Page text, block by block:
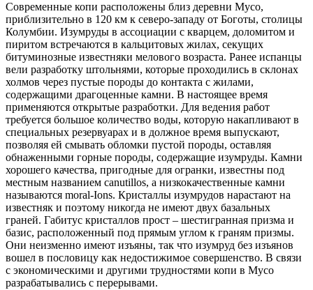
Современные копи расположены близ деревни Мусо,
приблизительно в 120 км к северо-западу от Боготы, столицы
Колумбии. Изумруды в ассоциации с кварцем, доломитом и
пиритом встречаются в кальцитовых жилах, секущих
битуминозные известняки мелового возраста. Ранее испанцы
вели разработку штольнями, которые проходились в склонах
холмов через пустые породы до контакта с жилами,
содержащими драгоценные камни. В настоящее время
применяются открытые разработки. Для ведения работ
требуется большое количество воды, которую накапливают в
специальных резервуарах и в должное время выпускают,
позволяя ей смывать обломки пустой породы, оставляя
обнаженными горные породы, содержащие изумруды. Камни
хорошего качества, пригодные для огранки, известны под
местным названием canutillos, а низкокачественные камни
называются moral-Ions. Кристаллы изумрудов нарастают на
известняк и поэтому никогда не имеют двух базальных
граней. Габитус кристаллов прост – шестигранная призма и
базис, расположенный под прямым углом к граням призмы.
Они неизменно имеют изъяны, так что изумруд без изъянов
вошел в пословицу как недостижимое совершенство. В связи
с экономическими и другими трудностями копи в Мусо
разрабатывались с перерывами.